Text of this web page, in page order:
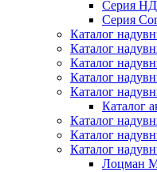
Серия
Серия
Каталог
Каталог
Каталог
Каталог
Каталог
Каталог
Каталог
Каталог
Каталог
Лоцман